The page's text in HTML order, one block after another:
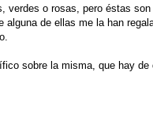
verdes o rosas, pero éstas
alguna de ellas me la han
sobre la misma, que hay